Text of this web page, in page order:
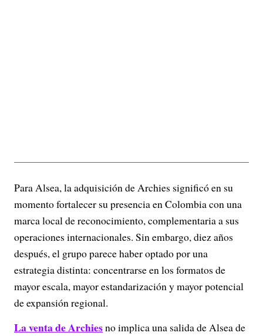
Para Alsea, la adquisición de Archies significó en su
momento fortalecer su presencia en Colombia con una
marca local de reconocimiento, complementaria a sus
operaciones internacionales. Sin embargo, diez años
después, el grupo parece haber optado por una
estrategia distinta: concentrarse en los formatos de
mayor escala, mayor estandarización y mayor potencial
de expansión regional.
La venta de Archiesno implica una salida de Alsea de